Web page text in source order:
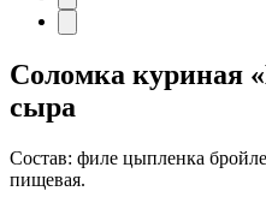
Соломка куриная
сыра
Состав: филе цыпленка
пищевая.